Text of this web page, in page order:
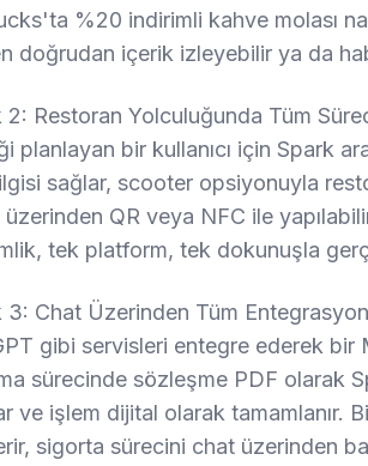
%20 indirimli kahve molası
doğrudan içerik izleyebilir ya da
2: Restoran Yolculuğunda Tüm
planlayan bir kullanıcı için Spark
sağlar, scooter opsiyonuyla
QR veya NFC ile
tek platform, tek dokunuşla
3: Chat Üzerinden Tüm
gibi servisleri entegre ederek bir
sürecinde sözleşme PDF olarak
ve işlem dijital olarak tamamlanır.
sigorta sürecini chat üzerinden